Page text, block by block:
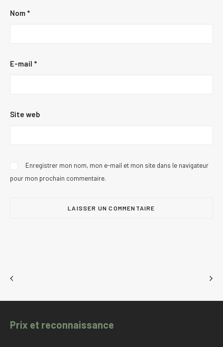
Nom *
E-mail *
Site web
Enregistrer mon nom, mon e-mail et mon site dans le navigateur
pour mon prochain commentaire.
Prix et reconnaissance